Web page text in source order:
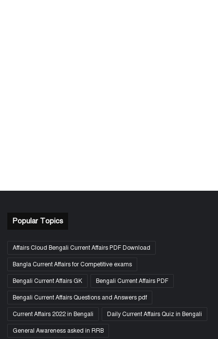
Popular Topics
Affairs Cloud Bengali Current Affairs PDF Download
Bangla Current Affairs for Competitive exams
Bengali Current Affairs GK Bengali Current Affairs PDF
Bengali Current Affairs Questions and Answers pdf
Current Affairs 2022 in Bengali Daily Current Affairs Quiz in Bengali
General Awareness asked in RRB